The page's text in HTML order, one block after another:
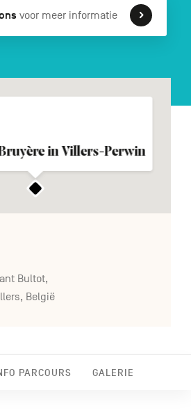
voor meer informatie
PARCOURS GALERIE
in Villers-Perwin
Bultot,
België